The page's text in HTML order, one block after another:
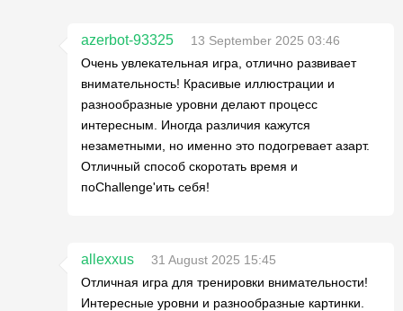
azerbot-93325
13 September 2025 03:46
Очень увлекательная игра, отлично развивает
внимательность! Красивые иллюстрации и
разнообразные уровни делают процесс
интересным. Иногда различия кажутся
незаметными, но именно это подогревает азарт.
Отличный способ скоротать время и
поChallenge'ить себя!
allexxus
31 August 2025 15:45
Отличная игра для тренировки внимательности!
Интересные уровни и разнообразные картинки.